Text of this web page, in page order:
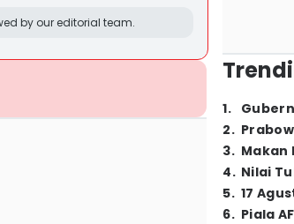
by our editorial team.
1.
2.
3. Makan
4. Nilai
5. 17
6. Piala